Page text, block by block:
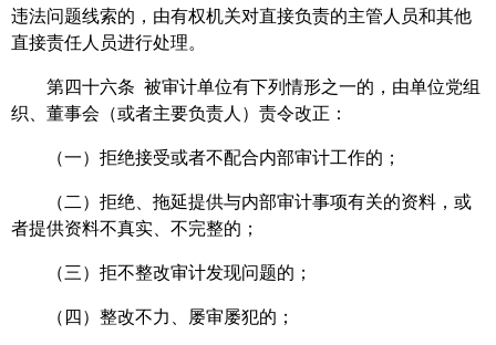
违法问题线索的，由有权机关对直接负责的主管人员和其他
直接责任人员进行处理。
第四十六条 被审计单位有下列情形之一的，由单位党组
织、董事会（或者主要负责人）责令改正：
（一）拒绝接受或者不配合内部审计工作的；
（二）拒绝、拖延提供与内部审计事项有关的资料，或
者提供资料不真实、不完整的；
（三）拒不整改审计发现问题的；
（四）整改不力、屡审屡犯的；